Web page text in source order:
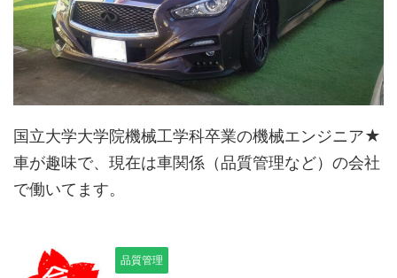
国立大学大学院機械工学科卒業の機械エンジニア★
車が趣味で、現在は車関係（品質管理など）の会社
で働いてます。
品質管理